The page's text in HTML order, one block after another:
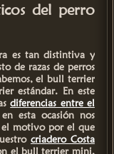
del perro
es tan distintiva y
de razas de perros
el bull terrier
estándar. En este
diferencias entre el
esta ocasión nos
motivo por el que
criadero Costa
el bull terrier mini,